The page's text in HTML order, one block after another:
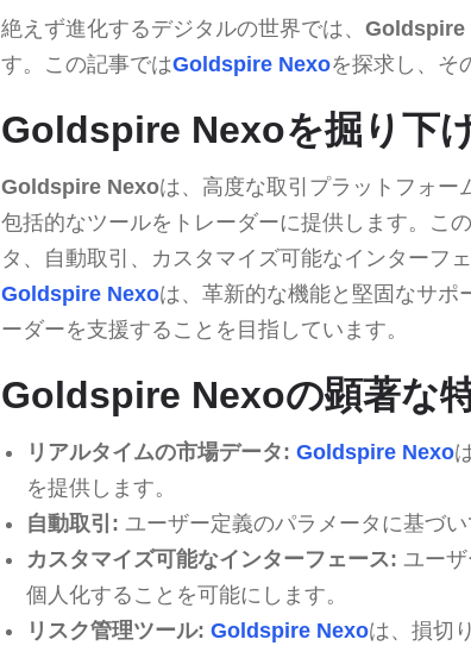
絶えず進化するデジタルの世界では、 Goldspire
す。この記事ではGoldspire Nexoを探求し、そ
Goldspire Nexoを掘り下
Goldspire Nexoは、高度な取引プラットフォー
包括的なツールをトレーダーに提供します。こ
タ、自動取引、カスタマイズ可能なインターフ
Goldspire Nexoは、革新的な機能と堅固なサポ
ーダーを支援することを目指しています。
Goldspire Nexoの顕著な
リアルタイムの市場データ: Goldspire Nexo
を提供します。
自動取引: ユーザー定義のパラメータに基づ
カスタマイズ可能なインターフェース: ユー
個人化することを可能にします。
リスク管理ツール: Goldspire Nexoは、損切